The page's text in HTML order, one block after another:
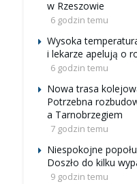
w Rzeszowie
6 godzin temu
Wysoka
i lekarze apelują o
6 godzin temu
Nowa trasa
Potrzebna
a Tarnobrzegiem
7 godzin temu
Niespokojne
Doszło do kilku
9 godzin temu